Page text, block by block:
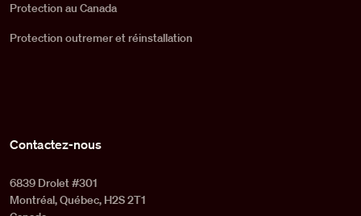
Protection au Canada
Protection outremer et réinstallation
Contactez-nous
6839 Drolet #301
Montréal, Québec, H2S 2T1